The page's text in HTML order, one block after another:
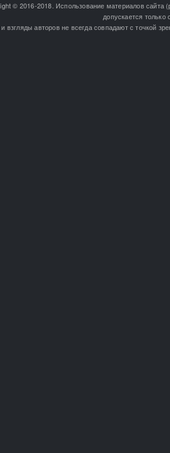
© 2016-2018. Использование материалов сайта
допускается
взгляды авторов не всегда совпадают с точкой